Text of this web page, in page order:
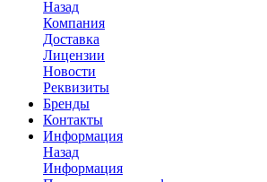
Назад
Компания
Доставка
Лицензии
Новости
Реквизиты
Бренды
Контакты
Информация
Назад
Информация